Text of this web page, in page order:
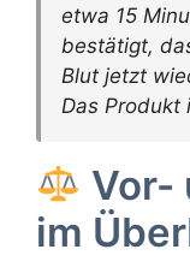
etwa 15
bestätigt,
Blut jetzt
Das Produkt
Vor-
im